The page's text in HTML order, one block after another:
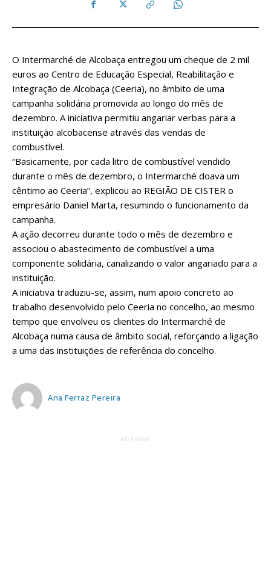
O Intermarché de Alcobaça entregou um cheque de 2 mil
euros ao Centro de Educação Especial, Reabilitação e
Integração de Alcobaça (Ceeria), no âmbito de uma
campanha solidária promovida ao longo do mês de
dezembro. A iniciativa permitiu angariar verbas para a
instituição alcobacense através das vendas de
combustível.
“Basicamente, por cada litro de combustível vendido
durante o mês de dezembro, o Intermarché doava um
cêntimo ao Ceeria”, explicou ao REGIÃO DE CISTER o
empresário Daniel Marta, resumindo o funcionamento da
campanha.
A ação decorreu durante todo o mês de dezembro e
associou o abastecimento de combustível a uma
componente solidária, canalizando o valor angariado para a
instituição.
A iniciativa traduziu-se, assim, num apoio concreto ao
trabalho desenvolvido pelo Ceeria no concelho, ao mesmo
tempo que envolveu os clientes do Intermarché de
Alcobaça numa causa de âmbito social, reforçando a ligação
a uma das instituições de referência do concelho.
Ana Ferraz Pereira
AD Footer